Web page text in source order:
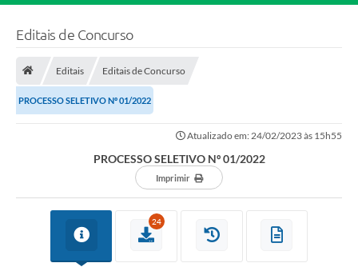
Legislação
Contratos
Editais de Concurso
Editais Editais de Concurso
PROCESSO SELETIVO Nº 01/2022
Atualizado em: 24/02/2023 às 15h55
PROCESSO SELETIVO Nº 01/2022
Imprimir
24